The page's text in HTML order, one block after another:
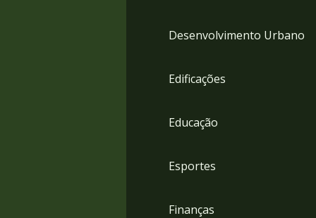
Desenvolvimento Urbano
Edificações
Educação
Esportes
Finanças